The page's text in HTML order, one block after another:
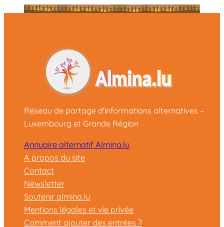
Réseau de partage d'informations alternatives –
Luxembourg et Grande Région
Annuaire alternatif Almina.lu
A propos du site
Contact
Newsletter
Soutenir almina.lu
Mentions légales et vie privée
Comment ajouter des entrées ?